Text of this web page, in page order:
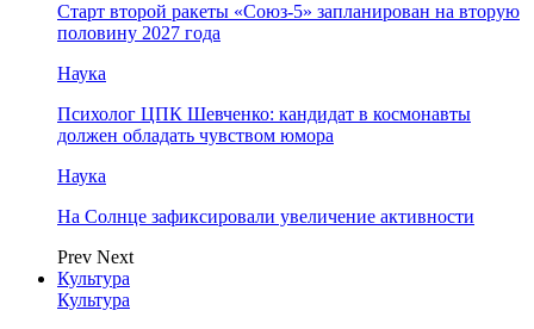
Старт второй ракеты «Союз-5» запланирован на вторую
половину 2027 года
Наука
Психолог ЦПК Шевченко: кандидат в космонавты
должен обладать чувством юмора
Наука
На Солнце зафиксировали увеличение активности
Prev Next
Культура
Культура